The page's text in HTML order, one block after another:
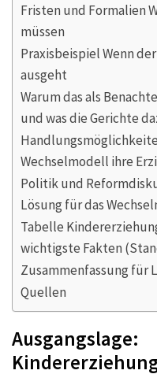
Fristen und Formalien
müssen
Praxisbeispiel Wenn
ausgeht
Warum das als
und was die Gerichte
Wechselmodell ihre
Politik und
Lösung für das
Tabelle
wichtigste Fakten
Zusammenfassung für
Quellen
Ausgangslage: